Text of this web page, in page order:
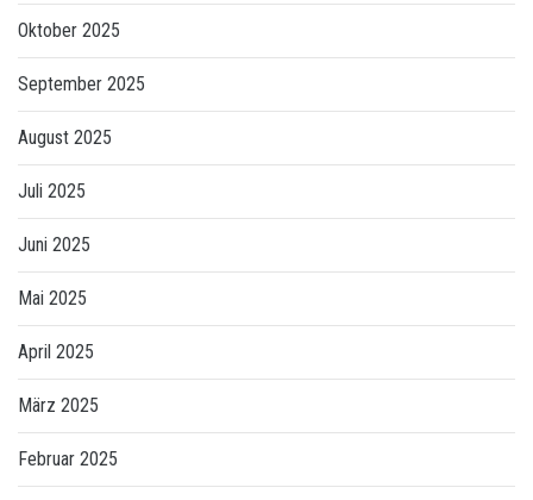
Oktober 2025
September 2025
August 2025
Juli 2025
Juni 2025
Mai 2025
April 2025
März 2025
Februar 2025